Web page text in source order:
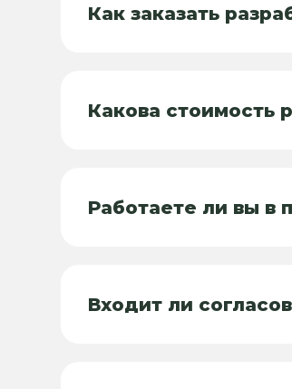
Как заказать
Какова стоимость
Работаете ли вы в
Входит ли